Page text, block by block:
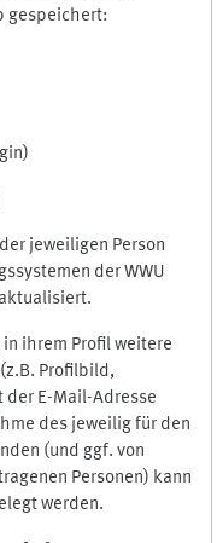
gespeichert:
jeweiligen Person
der WWU
ihrem Profil weitere
Profilbild,
E-Mail-Adresse
des jeweilig für den
(und ggf. von
Personen) kann
werden.